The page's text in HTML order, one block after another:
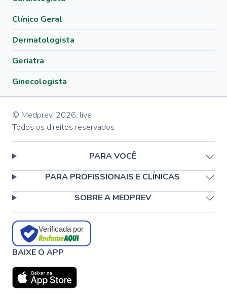
Clínico Geral
Dermatologista
Geriatra
Ginecologista
© Medprev, 2026, live
Todos os direitos reservados
PARA VOCÊ
PARA PROFISSIONAIS E CLÍNICAS
SOBRE A MEDPREV
Verificada por
BAIXE O APP